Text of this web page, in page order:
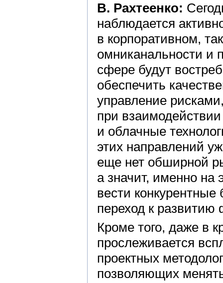
В. Рахтеенко:
наблюдается
в корпоративном,
омниканальности и
сфере будут
обеспечить
управление
при
и облачные
этих направлений
еще нет обширной
а значит, именно на
вести
переход к
Кроме того, даже в
прослеживается
проектных
позволяющих